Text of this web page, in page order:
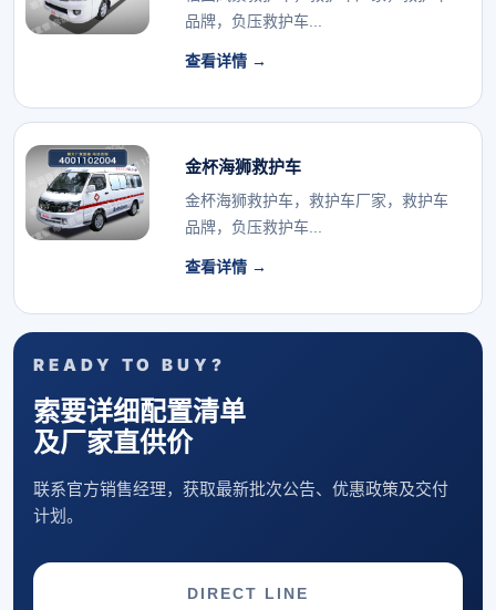
品牌，负压救护车...
查看详情 →
金杯海狮救护车
金杯海狮救护车，救护车厂家，救护车
品牌，负压救护车...
查看详情 →
READY TO BUY?
索要详细配置清单
及厂家直供价
联系官方销售经理，获取最新批次公告、优惠政策及交付
计划。
DIRECT LINE